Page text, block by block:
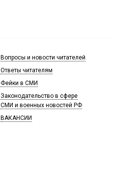
Вопросы и новости читателей
Ответы читателям
Фейки в СМИ
Законодательство в сфере
СМИ и военных новостей РФ
ВАКАНСИИ